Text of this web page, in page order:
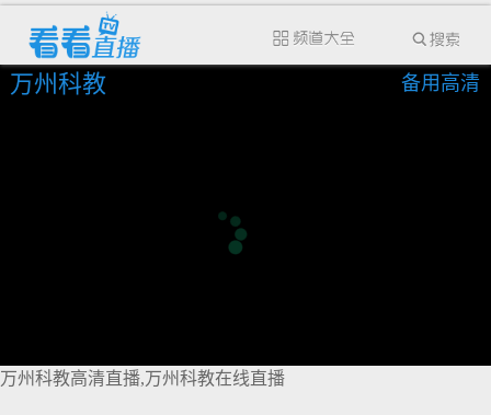
万州科教 备用高清
万州科教高清直播,万州科教在线直播